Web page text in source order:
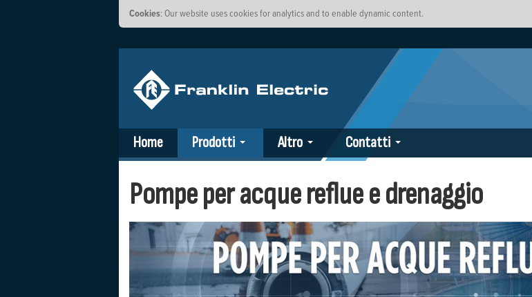
Cookies: Our website uses cookies for analytics and to enable dynamic content.
Home Prodotti Altro Contatti
Pompe per acque reflue e drenaggio